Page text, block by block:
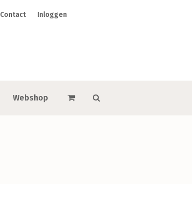
Contact Inloggen
Webshop